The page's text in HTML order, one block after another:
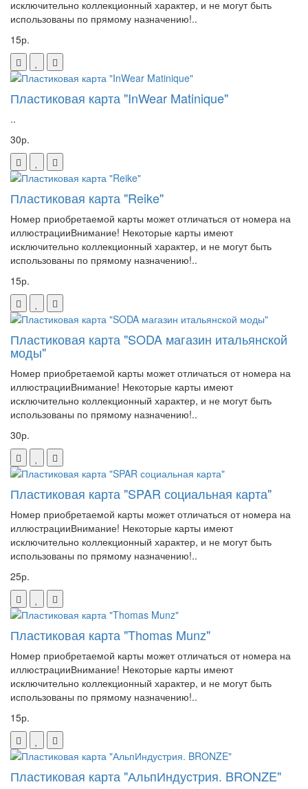
исключительно коллекционный характер, и не могут быть
использованы по прямому назначению!..
15р.
Пластиковая карта "InWear Matinique"
..
30р.
Пластиковая карта "Reike"
Номер приобретаемой карты может отличаться от номера на
иллюстрацииВнимание! Некоторые карты имеют
исключительно коллекционный характер, и не могут быть
использованы по прямому назначению!..
15р.
Пластиковая карта "SODA магазин итальянской
моды"
Номер приобретаемой карты может отличаться от номера на
иллюстрацииВнимание! Некоторые карты имеют
исключительно коллекционный характер, и не могут быть
использованы по прямому назначению!..
30р.
Пластиковая карта "SPAR социальная карта"
Номер приобретаемой карты может отличаться от номера на
иллюстрацииВнимание! Некоторые карты имеют
исключительно коллекционный характер, и не могут быть
использованы по прямому назначению!..
25р.
Пластиковая карта "Thomas Munz"
Номер приобретаемой карты может отличаться от номера на
иллюстрацииВнимание! Некоторые карты имеют
исключительно коллекционный характер, и не могут быть
использованы по прямому назначению!..
15р.
Пластиковая карта "АльпИндустрия. BRONZE"